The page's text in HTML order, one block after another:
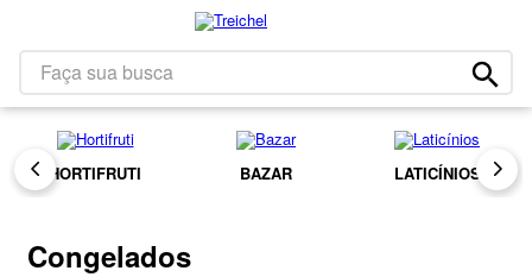
Faça sua busca
HORTIFRUTI BAZAR LATICÍNIOS
Congelados
2º leite
3º papel higiênico
bolacha
5 queijo
7º chocolate